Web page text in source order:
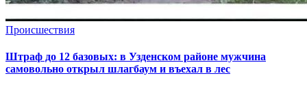
Происшествия
Штраф до 12 базовых: в Узденском районе мужчина
самовольно открыл шлагбаум и въехал в лес